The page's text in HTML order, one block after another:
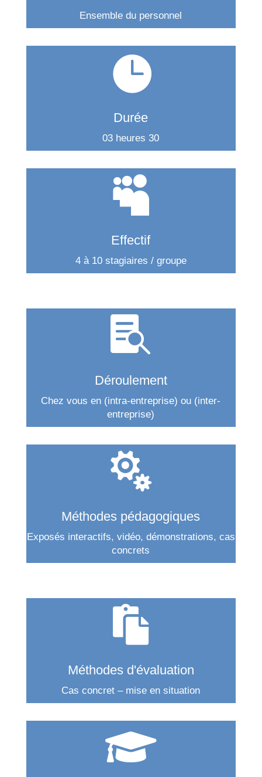
Ensemble du personnel

Durée
03 heures 30

Effectif
4 à 10 stagiaires / groupe

Déroulement
Chez vous en (intra-entreprise) ou (inter-
entreprise)

Méthodes pédagogiques
Exposés interactifs, vidéo, démonstrations, cas
concrets

Méthodes d'évaluation
Cas concret – mise en situation
